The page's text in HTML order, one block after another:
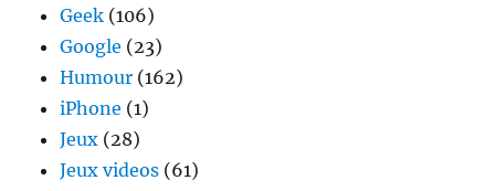
Geek (106)
Google (23)
Humour (162)
iPhone (1)
Jeux (28)
Jeux videos (61)